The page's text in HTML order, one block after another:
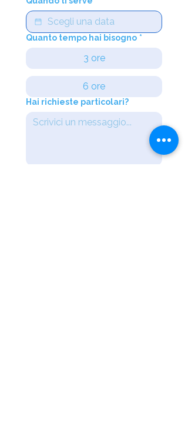
Quanto tempo hai bisogno *
3 ore
6 ore
Hai richieste particolari?